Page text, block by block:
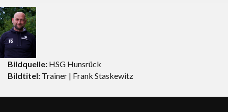
Bildquelle: HSG Hunsrück
Bildtitel: Trainer | Frank Staskewitz